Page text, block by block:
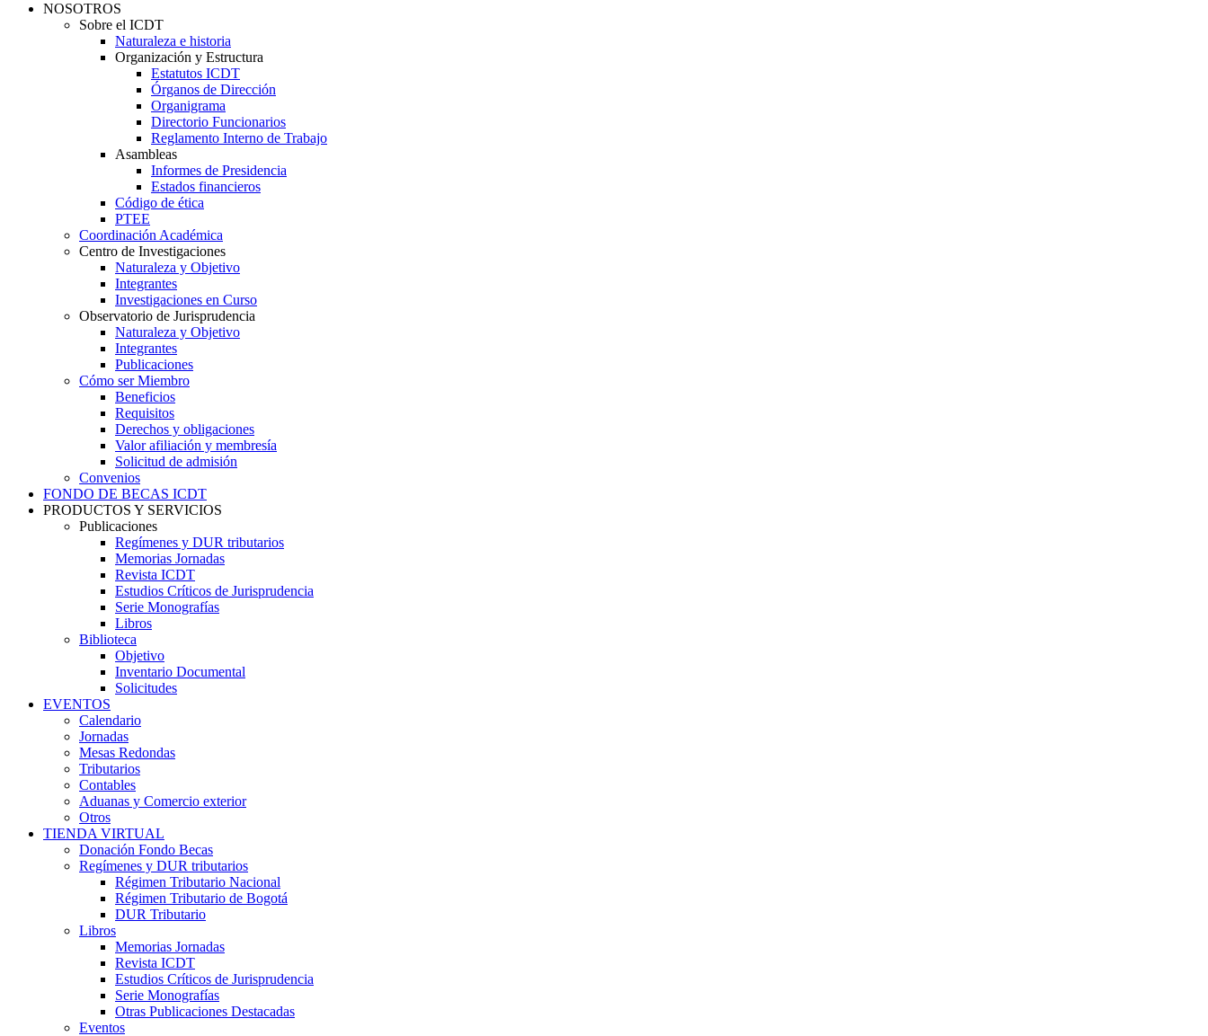
NOSOTROS
Sobre el ICDT
Naturaleza e historia
Organización y Estructura
Estatutos ICDT
Órganos de Dirección
Organigrama
Directorio Funcionarios
Reglamento Interno de Trabajo
Asambleas
Informes de Presidencia
Estados financieros
Código de ética
PTEE
Coordinación Académica
Centro de Investigaciones
Naturaleza y Objetivo
Integrantes
Investigaciones en Curso
Observatorio de Jurisprudencia
Naturaleza y Objetivo
Integrantes
Publicaciones
Cómo ser Miembro
Beneficios
Requisitos
Derechos y obligaciones
Valor afiliación y membresía​
Solicitud de admisión
Convenios
FONDO DE BECAS ICDT
PRODUCTOS Y SERVICIOS
Publicaciones
Regímenes y DUR tributarios
Memorias Jornadas
Revista ICDT
Estudios Críticos de Jurisprudencia
Serie Monografías
Libros
Biblioteca
Objetivo
Inventario Documental
Solicitudes
EVENTOS
Calendario
Jornadas
Mesas Redondas
Tributarios
Contables
Aduanas y Comercio exterior
Otros
TIENDA VIRTUAL
Donación Fondo Becas
Regímenes y DUR tributarios
Régimen Tributario Nacional
Régimen Tributario de Bogotá
DUR Tributario
Libros
Memorias Jornadas
Revista ICDT
Estudios Críticos de Jurisprudencia
Serie Monografías
Otras Publicaciones Destacadas
Eventos